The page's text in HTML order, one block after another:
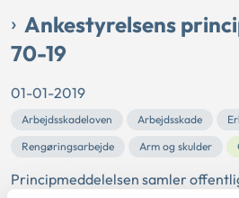
Ankestyrelsens
70-19
01-01-2019
Arbejdsskadeloven Arbejdsskade
Rengøringsarbejde
Arm og skulder
Principmeddelelsen samler